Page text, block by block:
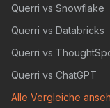
Querri vs Snowflake
Querri vs Databricks
Querri vs
Querri vs ChatGPT
Alle Vergleiche